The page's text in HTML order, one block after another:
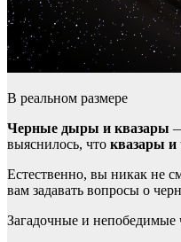
В реальном размере
Черные дыры и квазары
выяснилось, что квазары
Естественно, вы никак не
вам задавать вопросы о
Загадочные и